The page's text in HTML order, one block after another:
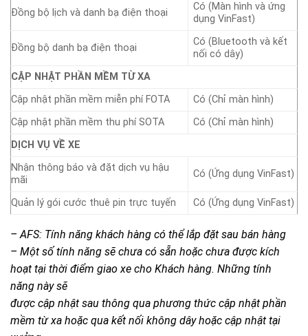
Đồng bộ lịch và danh bạ điện thoại
Có (Màn hình và ứng
dụng VinFast)
Đồng bộ danh bạ điện thoại
Có (Bluetooth và kết
nối có dây)
CẬP NHẬT PHẦN MỀM TỪ XA
Cập nhật phần mềm miễn phí FOTA
Có (Chỉ màn hình)
Cập nhật phần mềm thu phí SOTA
Có (Chỉ màn hình)
DỊCH VỤ VỀ XE
Nhận thông báo và đặt dịch vụ hậu
mãi
Có (Ứng dụng VinFast)
Quản lý gói cước thuê pin trực tuyến Có (Ứng dụng VinFast)
– AFS: Tính năng khách hàng có thể lắp đặt sau bán hàng
– Một số tính năng sẽ chưa có sẵn hoặc chưa được kích
hoạt tại thời điểm giao xe cho Khách hàng. Những tính
năng này sẽ
được cập nhật sau thông qua phương thức cập nhật phần
mềm từ xa hoặc qua kết nối không dây hoặc cập nhật tại